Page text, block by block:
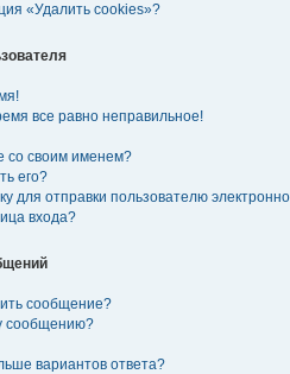
«Удалить cookies»?
все равно неправильное!
со своим именем?
его?
для отправки пользователю
входа?
сообщение?
сообщению?
вариантов ответа?